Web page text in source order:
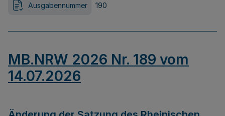
Ausgabennummer 190
MB.NRW 2026 Nr. 189 vom
14.07.2026